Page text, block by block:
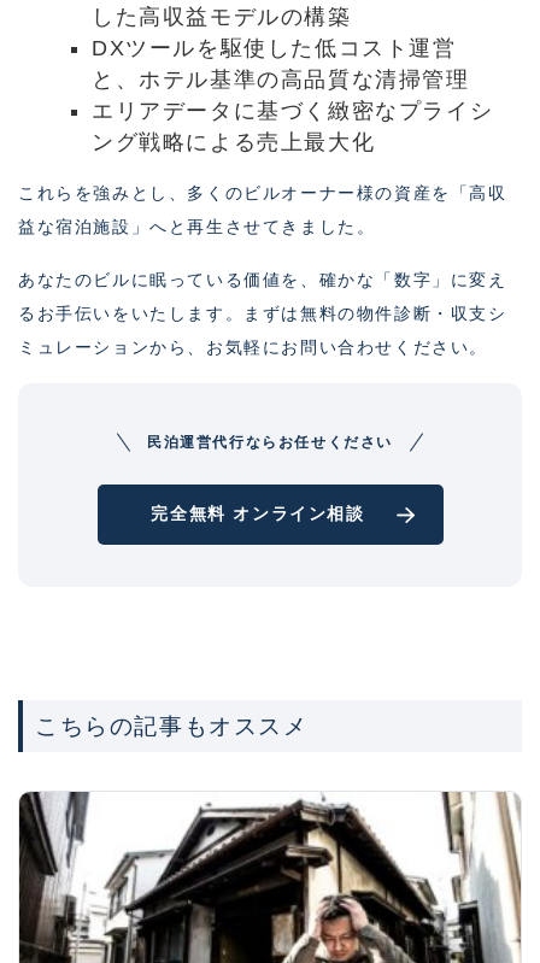
した高収益モデルの構築
DXツールを駆使した低コスト運営
と、ホテル基準の高品質な清掃管理
エリアデータに基づく緻密なプライシ
ング戦略による売上最大化
これらを強みとし、多くのビルオーナー様の資産を「高収
益な宿泊施設」へと再生させてきました。
あなたのビルに眠っている価値を、確かな「数字」に変え
るお手伝いをいたします。まずは無料の物件診断・収支シ
ミュレーションから、お気軽にお問い合わせください。
民泊運営代行ならお任せください
完全無料 オンライン相談
こちらの記事もオススメ